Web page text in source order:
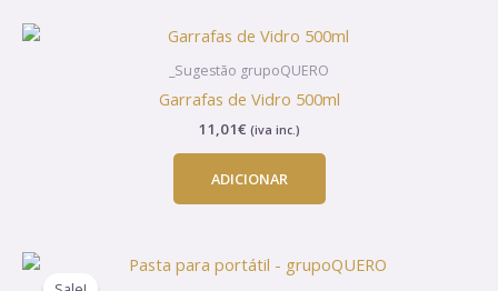
product
_Sugestão grupoQUERO
Garrafas de Vidro 500ml
11,01€ (iva inc.)
ADICIONAR
O
preço